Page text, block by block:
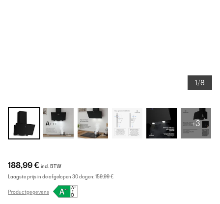
1/8
+3
188,99 € incl. BTW
Laagste prijs in de afgelopen 30 dagen:159,99 €
Productgegevens